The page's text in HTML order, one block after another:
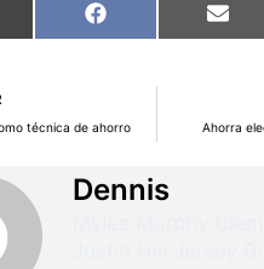
Compartir
en
Facebook
en
Email
técnica de ahorro Ahorra
Dennis